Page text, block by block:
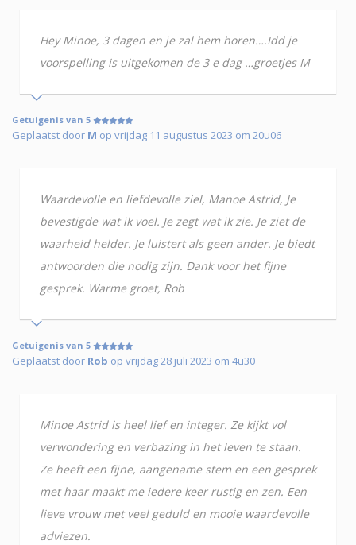
Hey Minoe, 3 dagen en je zal hem horen….Idd je
voorspelling is uitgekomen de 3 e dag …groetjes M
Getuigenis van 5
Geplaatst door M op vrijdag 11 augustus 2023 om 20u06
Waardevolle en liefdevolle ziel, Manoe Astrid, Je
bevestigde wat ik voel. Je zegt wat ik zie. Je ziet de
waarheid helder. Je luistert als geen ander. Je biedt
antwoorden die nodig zijn. Dank voor het fijne
gesprek. Warme groet, Rob
Getuigenis van 5
Geplaatst door Rob op vrijdag 28 juli 2023 om 4u30
Minoe Astrid is heel lief en integer. Ze kijkt vol
verwondering en verbazing in het leven te staan.
Ze heeft een fijne, aangename stem en een gesprek
met haar maakt me iedere keer rustig en zen. Een
lieve vrouw met veel geduld en mooie waardevolle
adviezen.